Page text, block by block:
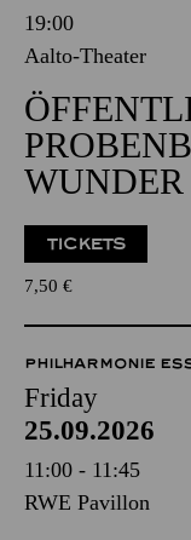
19:00
Aalto-Theater
TICKETS
7,50 €
PHILHARMONIE
Friday
25.09.2026
11:00 - 11:45
RWE Pavillon